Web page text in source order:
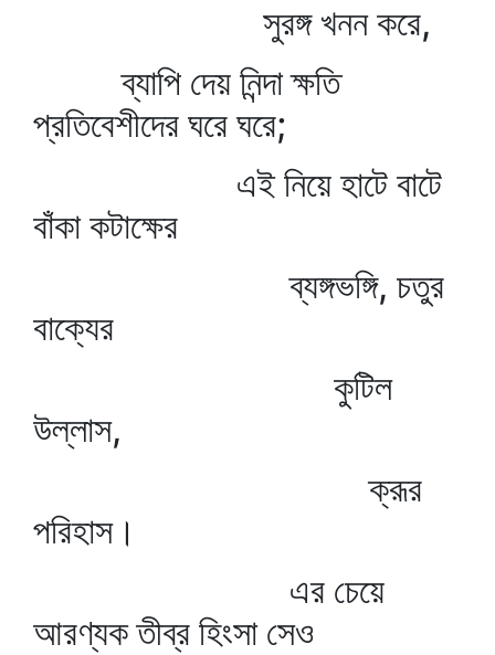
সুরঙ্গ খনন করে,
ব্যাপি দেয় নিন্দা ক্ষতি
প্রতিবেশীদের ঘরে ঘরে;
এই নিয়ে হাটে বাটে
বাঁকা কটাক্ষের
ব্যঙ্গভঙ্গি, চতুর
বাক্যের
কুটিল
উল্লাস,
ক্রূর
পরিহাস।
এর চেয়ে
আরণ্যক তীব্র হিংসা সেও